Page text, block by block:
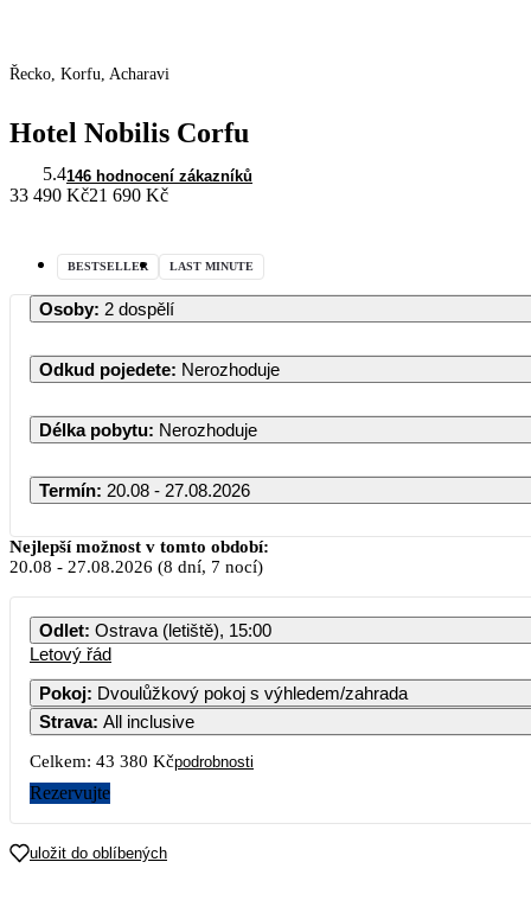
Řecko, Korfu, Acharavi
Hotel Nobilis Corfu
5.4146 hodnocení zákazníků
33 490 Kč21 690 Kč
BESTSELLER LAST MINUTE
Osoby: 2 dospělí
Odkud pojedete: Nerozhoduje
Délka pobytu: Nerozhoduje
Termín: 20.08 - 27.08.2026
Nejlepší možnost v tomto období:
20.08 - 27.08.2026 (8 dní, 7 nocí)
Odlet: Ostrava (letiště), 15:00
Letový řád
Pokoj: Dvoulůžkový pokoj s výhledem/zahrada
Strava: All inclusive
Celkem: 43 380 Kčpodrobnosti
Rezervujte
uložit do oblíbených